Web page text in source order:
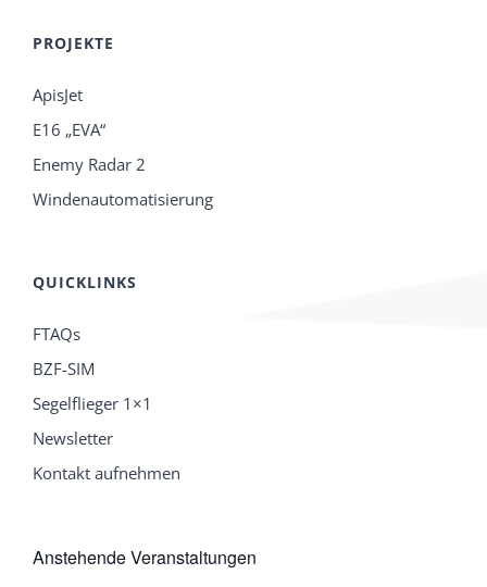
PROJEKTE
ApisJet
E16 „EVA“
Enemy Radar 2
Windenautomatisierung
QUICKLINKS
FTAQs
BZF-SIM
Segelflieger 1×1
Newsletter
Kontakt aufnehmen
Anstehende Veranstaltungen